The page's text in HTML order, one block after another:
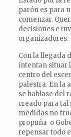
parón es para
comenzar.
decisiones e
organizadores.
Con la llegada
intentan situar
centro del
palestra. En la
se hablase del
creado para tal
medidas no
propuña o
repensar todo